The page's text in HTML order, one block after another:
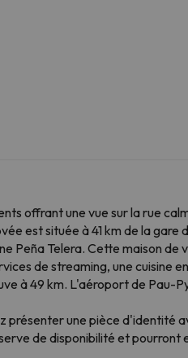
offrant une vue sur la rue
est située à 41 km de la gare
Peña Telera. Cette maison de
de streaming, une cuisine
à 49 km. L'aéroport de Pau-
présenter une pièce d'identité
de disponibilité et pourront